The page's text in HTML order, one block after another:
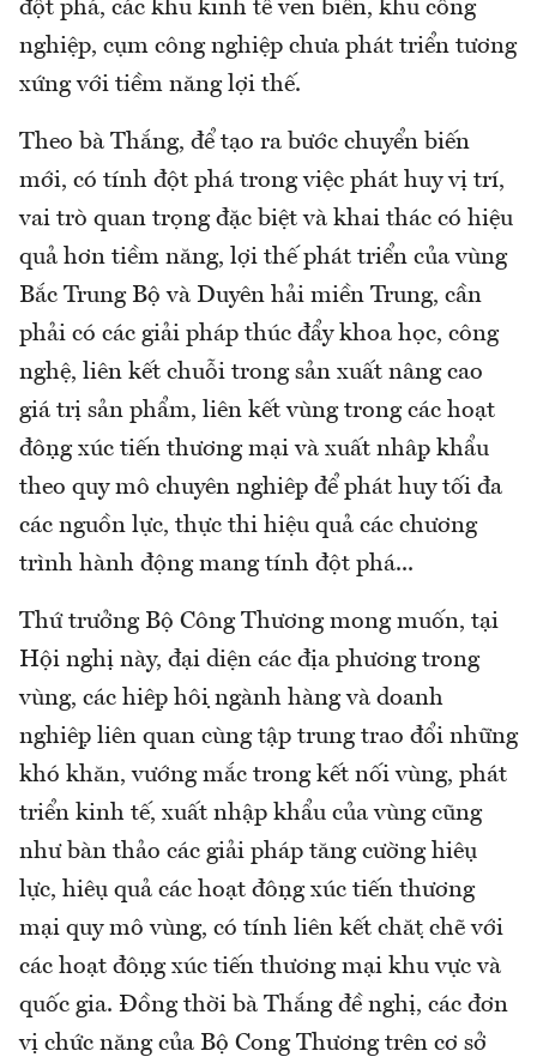
đột phá, các khu kinh tế ven biển, khu công
nghiệp, cụm công nghiệp chưa phát triển tương
xứng với tiềm năng lợi thế.
Theo bà Thắng, để tạo ra bước chuyển biến
mới, có tính đột phá trong việc phát huy vị trí,
vai trò quan trọng đặc biệt và khai thác có hiệu
quả hơn tiềm năng, lợi thế phát triển của vùng
Bắc Trung Bộ và Duyên hải miền Trung, cần
phải có các giải pháp thúc đẩy khoa học, công
nghệ, liên kết chuỗi trong sản xuất nâng cao
giá trị sản phẩm, liên kết vùng trong các hoạt
động xúc tiến thương mại và xuất nhập khẩu
theo quy mô chuyên nghiệp để phát huy tối đa
các nguồn lực, thực thi hiệu quả các chương
trình hành động mang tính đột phá...
Thứ trưởng Bộ Công Thương mong muốn, tại
Hội nghị này, đại diện các địa phương trong
vùng, các hiệp hội ngành hàng và doanh
nghiệp liên quan cùng tập trung trao đổi những
khó khăn, vướng mắc trong kết nối vùng, phát
triển kinh tế, xuất nhập khẩu của vùng cũng
như bàn thảo các giải pháp tăng cường hiệu
lực, hiệu quả các hoạt động xúc tiến thương
mại quy mô vùng, có tính liên kết chặt chẽ với
các hoạt động xúc tiến thương mại khu vực và
quốc gia. Đồng thời bà Thắng đề nghị, các đơn
vị chức năng của Bộ Cong Thương trên cơ sở